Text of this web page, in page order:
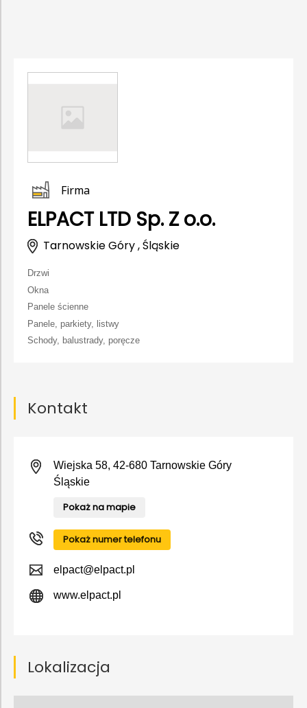
Firma
ELPACT LTD Sp. Z o.o.
Tarnowskie Góry , Śląskie
Drzwi
Okna
Panele ścienne
Panele, parkiety, listwy
Schody, balustrady, poręcze
Kontakt
Wiejska 58, 42-680 Tarnowskie Góry
Śląskie
Pokaż na mapie
Pokaż numer telefonu
elpact@elpact.pl
www.elpact.pl
Lokalizacja